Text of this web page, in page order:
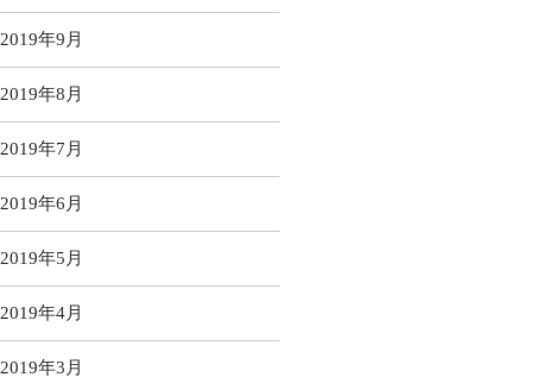
2019年9月
2019年8月
2019年7月
2019年6月
2019年5月
2019年4月
2019年3月